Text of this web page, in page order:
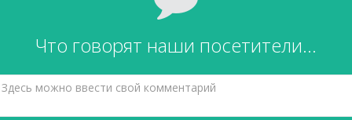
Что говорят наши посетители...